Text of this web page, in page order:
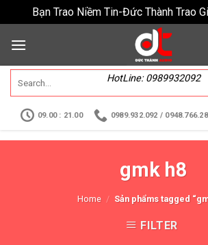
Bạn Trao Niềm Tin-Đức Thành Trao
HotLine: 0989932092
09.00 : 21.00 0989.932.092 /
gmk h8
Home / Sản phẩms tagged
FILTER